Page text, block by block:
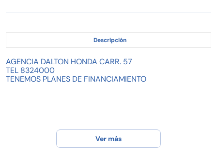
Descripción
AGENCIA DALTON HONDA CARR. 57
TEL 8324000
TENEMOS PLANES DE FINANCIAMIENTO
Ver más